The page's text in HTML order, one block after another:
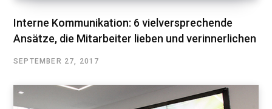
Interne Kommunikation: 6 vielversprechende
Ansätze, die Mitarbeiter lieben und verinnerlichen
SEPTEMBER 27, 2017